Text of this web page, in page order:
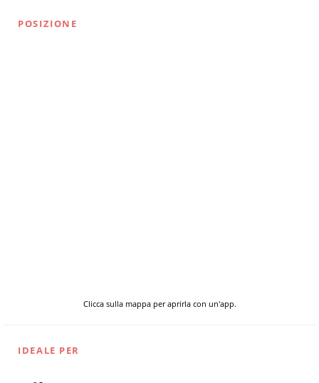
POSIZIONE
Clicca sulla mappa per aprirla con un'app.
IDEALE PER